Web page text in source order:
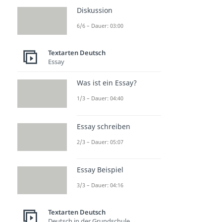
Diskussion
6/6 – Dauer: 03:00
Textarten Deutsch
Essay
Was ist ein Essay?
1/3 – Dauer: 04:40
Essay schreiben
2/3 – Dauer: 05:07
Essay Beispiel
3/3 – Dauer: 04:16
Textarten Deutsch